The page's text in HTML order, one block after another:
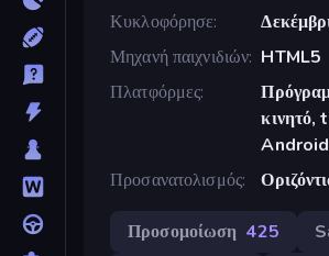
Κυκλοφόρησε
Μηχανή παιχνιδιών HTML5
Πλατφόρμες
Προσανατολισμός
Προσομοίωση 425